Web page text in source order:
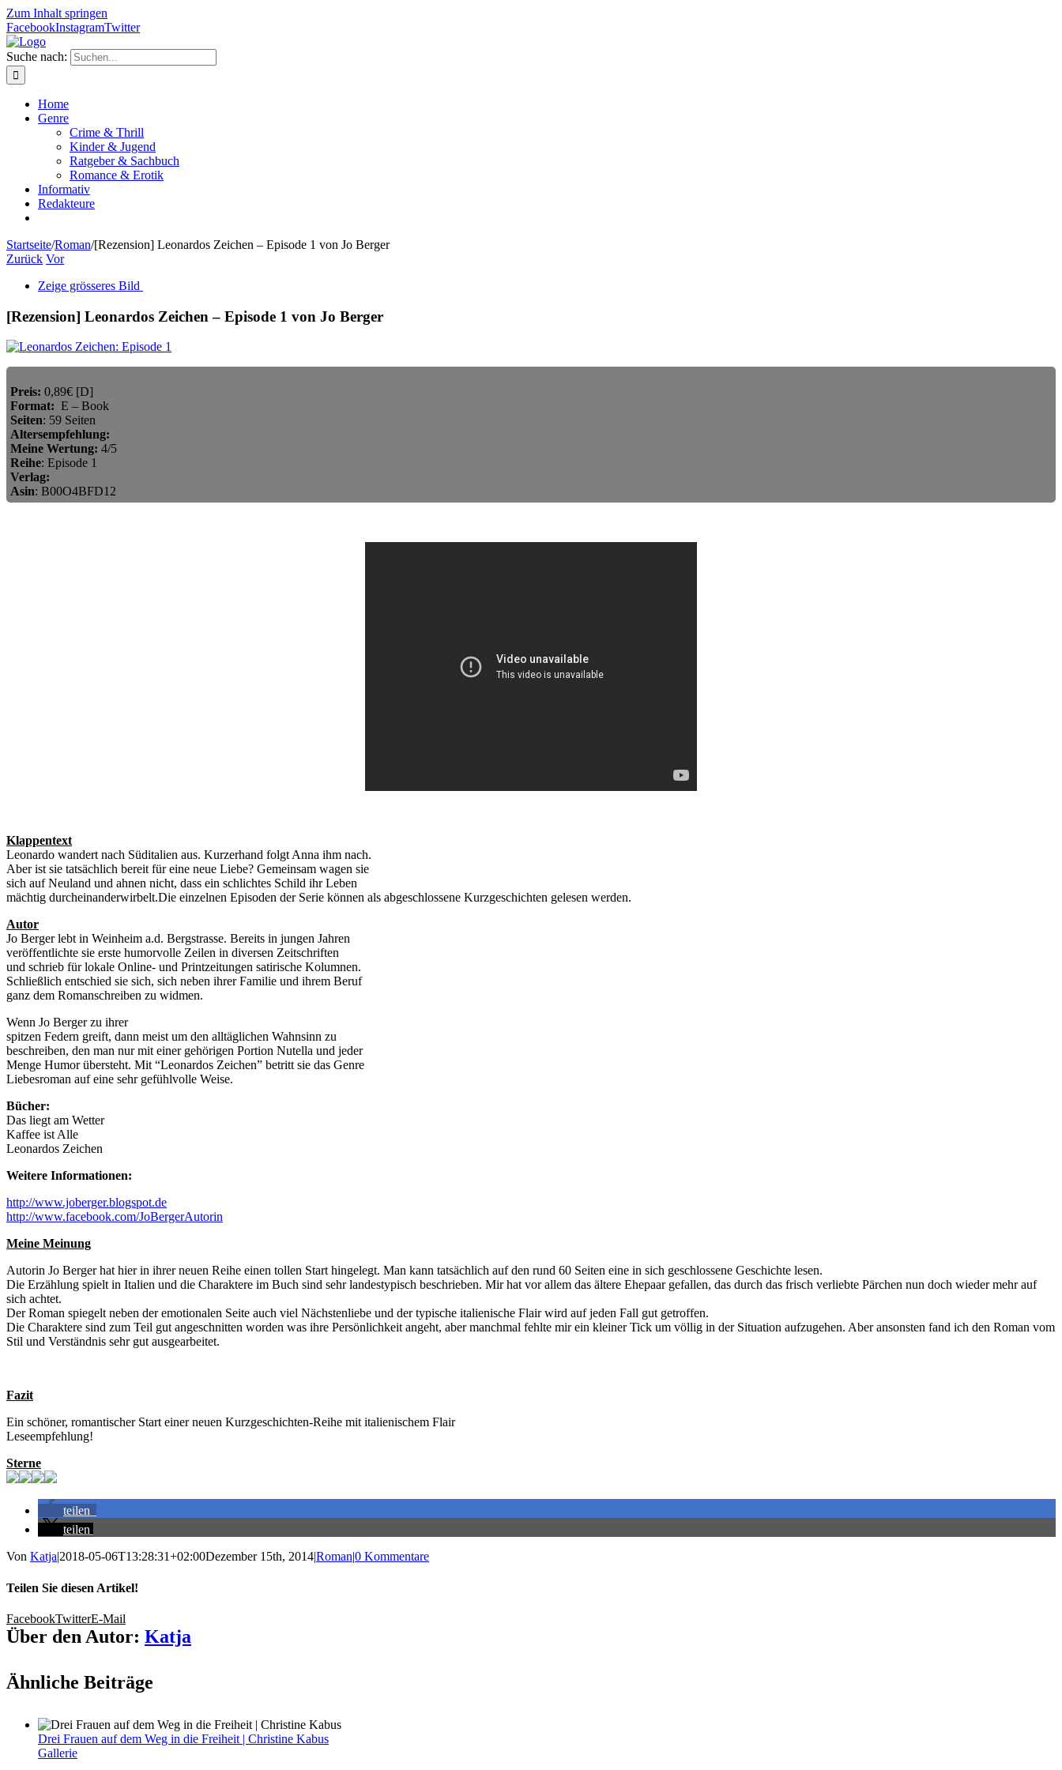
Zum Inhalt springen
FacebookInstagramTwitter
Suche nach:
Home
Genre
Crime & Thrill
Kinder & Jugend
Ratgeber & Sachbuch
Romance & Erotik
Informativ
Redakteure
Startseite/Roman/[Rezension] Leonardos Zeichen – Episode 1 von Jo Berger
Zurück Vor
Zeige grösseres Bild
[Rezension] Leonardos Zeichen – Episode 1 von Jo Berger
Preis: 0,89€ [D]
Format: E – Book
Seiten: 59 Seiten
Altersempfehlung:
Meine Wertung: 4/5
Reihe: Episode 1
Verlag:
Asin: B00O4BFD12
Klappentext
Leonardo wandert nach Süditalien aus. Kurzerhand folgt Anna ihm nach.
Aber ist sie tatsächlich bereit für eine neue Liebe? Gemeinsam wagen sie
sich auf Neuland und ahnen nicht, dass ein schlichtes Schild ihr Leben
mächtig durcheinanderwirbelt.Die einzelnen Episoden der Serie können als abgeschlossene Kurzgeschichten gelesen werden.
Autor
Jo Berger lebt in Weinheim a.d. Bergstrasse. Bereits in jungen Jahren
veröffentlichte sie erste humorvolle Zeilen in diversen Zeitschriften
und schrieb für lokale Online- und Printzeitungen satirische Kolumnen.
Schließlich entschied sie sich, sich neben ihrer Familie und ihrem Beruf
ganz dem Romanschreiben zu widmen.
Wenn Jo Berger zu ihrer
spitzen Federn greift, dann meist um den alltäglichen Wahnsinn zu
beschreiben, den man nur mit einer gehörigen Portion Nutella und jeder
Menge Humor übersteht. Mit “Leonardos Zeichen” betritt sie das Genre
Liebesroman auf eine sehr gefühlvolle Weise.
Bücher:
Das liegt am Wetter
Kaffee ist Alle
Leonardos Zeichen
Weitere Informationen:
http://www.joberger.blogspot.de
http://www.facebook.com/JoBergerAutorin
Meine Meinung
Autorin Jo Berger hat hier in ihrer neuen Reihe einen tollen Start hingelegt. Man kann tatsächlich auf den rund 60 Seiten eine in sich geschlossene Geschichte lesen.
Die Erzählung spielt in Italien und die Charaktere im Buch sind sehr landestypisch beschrieben. Mir hat vor allem das ältere Ehepaar gefallen, das durch das frisch verliebte Pärchen nun doch wieder mehr auf
sich achtet.
Der Roman spiegelt neben der emotionalen Seite auch viel Nächstenliebe und der typische italienische Flair wird auf jeden Fall gut getroffen.
Die Charaktere sind zum Teil gut angeschnitten worden was ihre Persönlichkeit angeht, aber manchmal fehlte mir ein kleiner Tick um völlig in der Situation aufzugehen. Aber ansonsten fand ich den Roman vom
Stil und Verständnis sehr gut ausgearbeitet.
Fazit
Ein schöner, romantischer Start einer neuen Kurzgeschichten-Reihe mit italienischem Flair
Leseempfehlung!
Sterne
teilen
teilen
Von Katja|2018-05-06T13:28:31+02:00Dezember 15th, 2014|Roman|0 Kommentare
Teilen Sie diesen Artikel!
FacebookTwitterE-Mail
Über den Autor: Katja
Ähnliche Beiträge
Drei Frauen auf dem Weg in die Freiheit | Christine Kabus
Gallerie